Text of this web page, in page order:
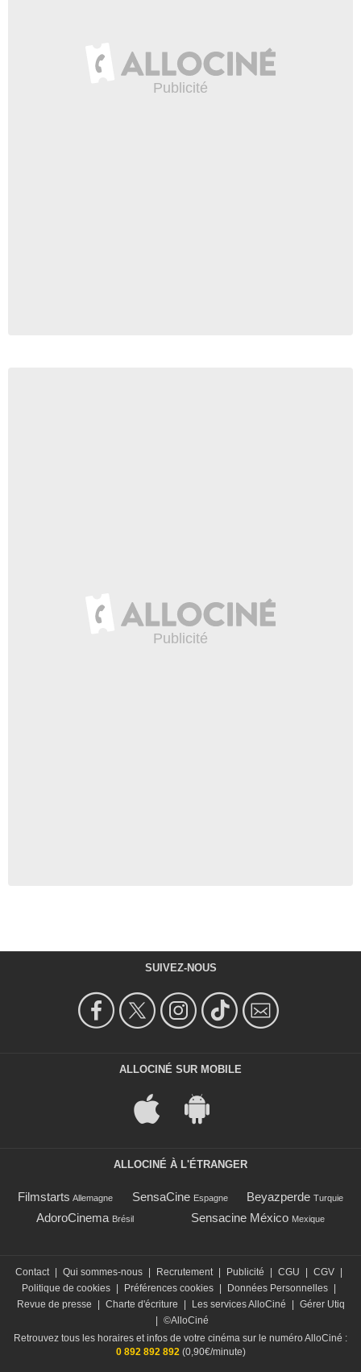
SUIVEZ-NOUS
ALLOCINÉ SUR MOBILE
ALLOCINÉ À L'ÉTRANGER
Filmstarts Allemagne SensaCine Espagne Beyazperde Turquie
AdoroCinema Brésil Sensacine México Mexique
Contact | Qui sommes-nous | Recrutement | Publicité | CGU | CGV |
Politique de cookies | Préférences cookies | Données Personnelles |
Revue de presse
| Charte d'écriture | Les services AlloCiné | Gérer Utiq
| ©AlloCiné
Retrouvez tous les horaires et infos de votre cinéma sur le numéro AlloCiné :
0 892 892 892(0,90€/minute)